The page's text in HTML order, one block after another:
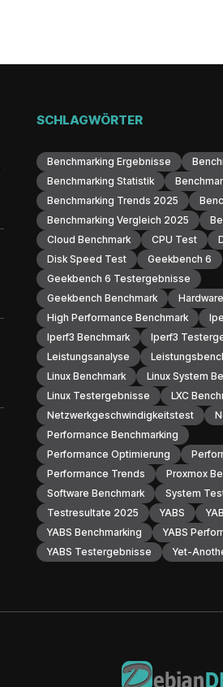
SCHLAGWÖRTER
Benchmarking Ergebnisse
Benchmarking Statistik
Benchmarking Trends 2025
Benchmarking Vergleich 2025
Cloud Benchmark
CPU Test
Disk Speed Test
Geekbench 6
Geekbench 6 Testergebnisse
Geekbench Benchmark
High Performance Benchmark
Iperf3 Benchmark
Iperf3
Leistungsanalyse
Linux Benchmark
Linux System
Linux Testergebnisse
LXC
Netzwerkgeschwindigkeitstest
Performance Benchmarking
Performance Optimierung
Performance Trends
Proxmox
Software Benchmark
System
Testresultate 2025
YABS
YABS Benchmarking
YABS
YABS Testergebnisse
Yet-